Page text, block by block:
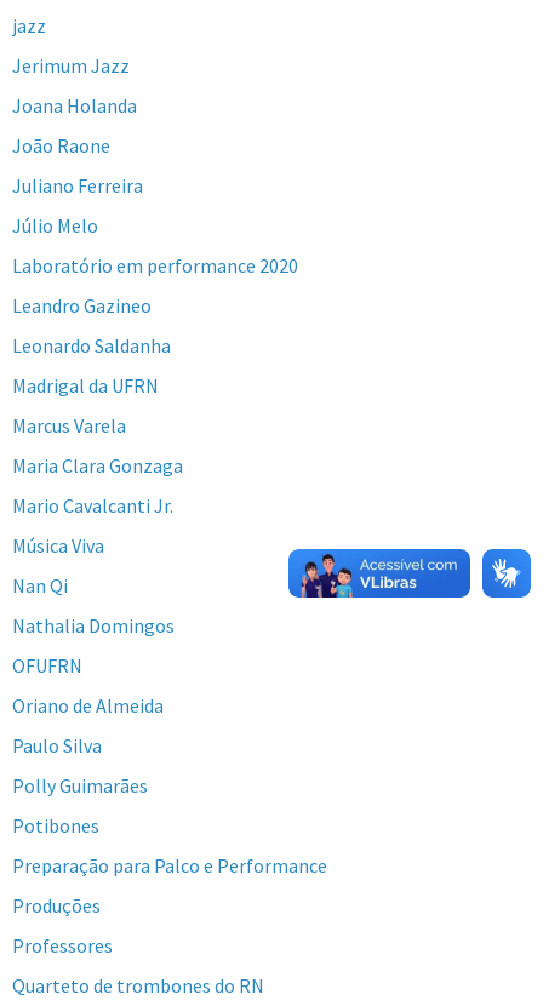
jazz
Jerimum Jazz
Joana Holanda
João Raone
Juliano Ferreira
Júlio Melo
Laboratório em performance 2020
Leandro Gazineo
Leonardo Saldanha
Madrigal da UFRN
Marcus Varela
Maria Clara Gonzaga
Mario Cavalcanti Jr.
Música Viva
Nan Qi
Nathalia Domingos
OFUFRN
Oriano de Almeida
Paulo Silva
Polly Guimarães
Potibones
Preparação para Palco e Performance
Produções
Professores
Quarteto de trombones do RN